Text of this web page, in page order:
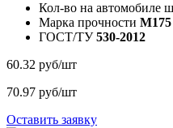
Кол-во на автомобиле
Марка прочности M175
ГОСТ/ТУ 530-2012
60.32 руб/шт
70.97 руб/шт
Оставить заявку